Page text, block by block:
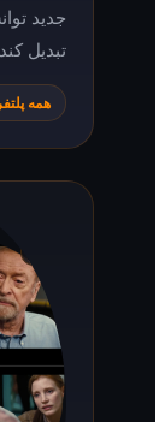
تبدیل کند که در
همه پلتفرم‌ها